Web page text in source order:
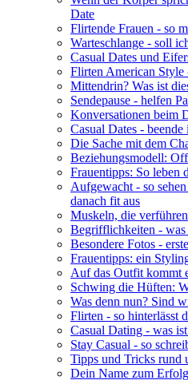
Date
Flirtende Frauen - so
Warteschlange - soll
Casual Dates und
Flirten American Style
Mittendrin? Was ist
Sendepause - helfen
Konversationen beim
Casual Dates -
Die Sache mit dem
Beziehungsmodell:
Frauentipps: So leben
Aufgewacht - so
danach fit aus
Muskeln, die verführen
Begrifflichkeiten -
Besondere Fotos -
Frauentipps: ein
Auf das Outfit kommt
Schwing die Hüften:
Was denn nun? Sind
Flirten - so hinterlässt
Casual Dating - was ist
Stay Casual - so
Tipps und Tricks rund
Dein Name zum